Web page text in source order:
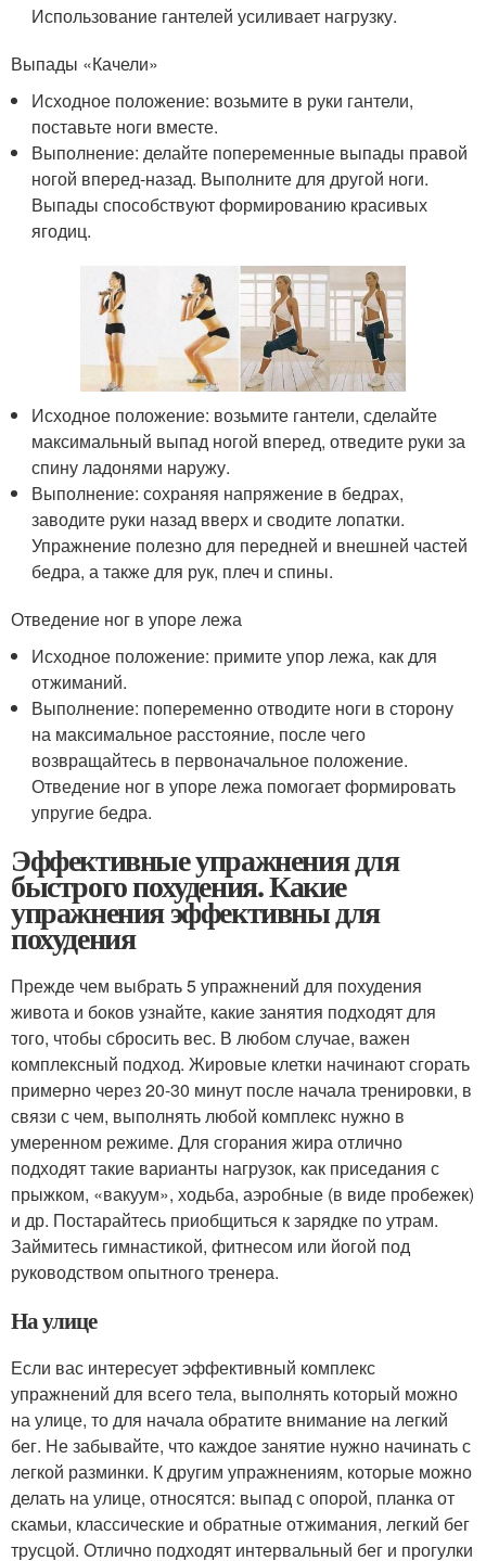
Использование гантелей усиливает нагрузку.
Выпады «Качели»
Исходное положение: возьмите в руки гантели,
поставьте ноги вместе.
Выполнение: делайте попеременные выпады правой
ногой вперед-назад. Выполните для другой ноги.
Выпады способствуют формированию красивых
ягодиц.
Исходное положение: возьмите гантели, сделайте
максимальный выпад ногой вперед, отведите руки за
спину ладонями наружу.
Выполнение: сохраняя напряжение в бедрах,
заводите руки назад вверх и сводите лопатки.
Упражнение полезно для передней и внешней частей
бедра, а также для рук, плеч и спины.
Отведение ног в упоре лежа
Исходное положение: примите упор лежа, как для
отжиманий.
Выполнение: попеременно отводите ноги в сторону
на максимальное расстояние, после чего
возвращайтесь в первоначальное положение.
Отведение ног в упоре лежа помогает формировать
упругие бедра.
Эффективные упражнения для
быстрого похудения. Какие
упражнения эффективны для
похудения
Прежде чем выбрать 5 упражнений для похудения
живота и боков узнайте, какие занятия подходят для
того, чтобы сбросить вес. В любом случае, важен
комплексный подход. Жировые клетки начинают сгорать
примерно через 20-30 минут после начала тренировки, в
связи с чем, выполнять любой комплекс нужно в
умеренном режиме. Для сгорания жира отлично
подходят такие варианты нагрузок, как приседания с
прыжком, «вакуум», ходьба, аэробные (в виде пробежек)
и др. Постарайтесь приобщиться к зарядке по утрам.
Займитесь гимнастикой, фитнесом или йогой под
руководством опытного тренера.
На улице
Если вас интересует эффективный комплекс
упражнений для всего тела, выполнять который можно
на улице, то для начала обратите внимание на легкий
бег. Не забывайте, что каждое занятие нужно начинать с
легкой разминки. К другим упражнениям, которые можно
делать на улице, относятся: выпад с опорой, планка от
скамьи, классические и обратные отжимания, легкий бег
трусцой. Отлично подходят интервальный бег и прогулки